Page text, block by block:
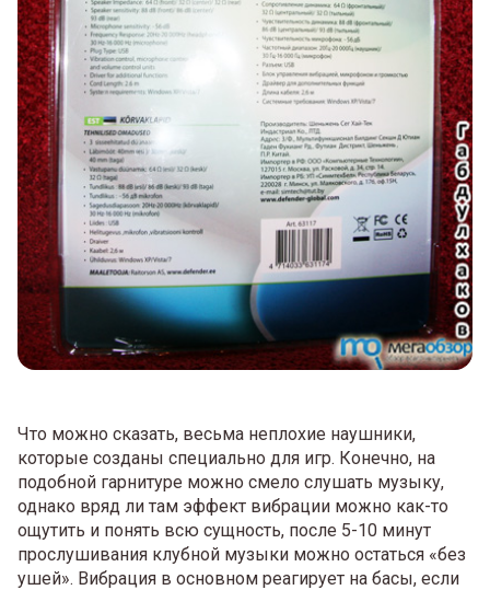
Что можно сказать, весьма неплохие наушники,
которые созданы специально для игр. Конечно, на
подобной гарнитуре можно смело слушать музыку,
однако вряд ли там эффект вибрации можно как-то
ощутить и понять всю сущность, после 5-10 минут
прослушивания клубной музыки можно остаться «без
ушей». Вибрация в основном реагирует на басы, если